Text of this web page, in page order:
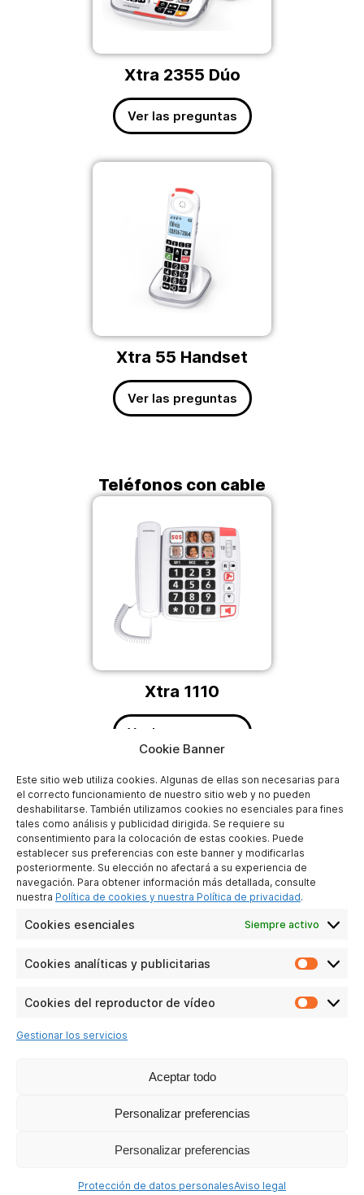
Cookie Banner
Este sitio web utiliza cookies. Algunas de ellas son necesarias para
el correcto funcionamiento de nuestro sitio web y no pueden
deshabilitarse. También utilizamos cookies no esenciales para fines
tales como análisis y publicidad dirigida. Se requiere su
consentimiento para la colocación de estas cookies. Puede
establecer sus preferencias con este banner y modificarlas
posteriormente. Su elección no afectará a su experiencia de
navegación. Para obtener información más detallada, consulte
nuestra Política de cookies y nuestra Política de privacidad.
Cookies esenciales Siempre activo
Cookies analíticas y publicitarias
Cookies del reproductor de vídeo
Gestionar los servicios
Aceptar todo
Personalizar preferencias
Personalizar preferencias
Protección de datos personalesAviso legal
Xtra 2355 Dúo
Ver las preguntas
Xtra 55 Handset
Ver las preguntas
Teléfonos con cable
Xtra 1110
Ver las preguntas
ATLINKS EUROPE
28 Boulevard Belle Rive
France
QUIÉNES SOMOS
Contáctenos
Política de Responsabilidad Social